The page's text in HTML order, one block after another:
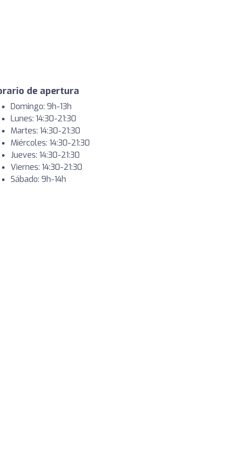
de apertura
Domingo: 9h-13h
Lunes: 14:30-21:30
Martes: 14:30-21:30
Miércoles: 14:30-21:30
Jueves: 14:30-21:30
Viernes: 14:30-21:30
Sábado: 9h-14h